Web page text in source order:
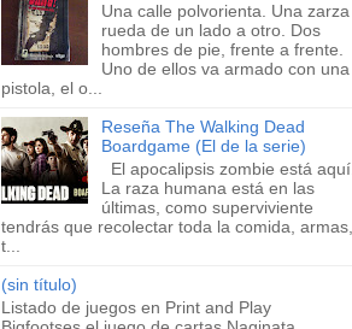
Una calle polvorienta. Una zarza
rueda de un lado a otro. Dos
hombres de pie, frente a frente.
Uno de ellos va armado con una
pistola, el o...
Reseña The Walking Dead
Boardgame (El de la serie)
El apocalipsis zombie está aquí.
La raza humana está en las
últimas, como superviviente
tendrás que recolectar toda la comida, armas,
t...
(sin título)
Listado de juegos en Print and Play